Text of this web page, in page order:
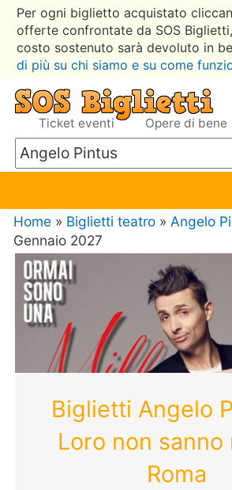
Per ogni biglietto acquistato
offerte confrontate da SOS
costo sostenuto sarà devoluto in
di più su chi siamo e su come
Ticket eventi Opere di bene
Home » Biglietti teatro »Angelo
Gennaio 2027
Biglietti Angelo
Loro non sanno
Roma